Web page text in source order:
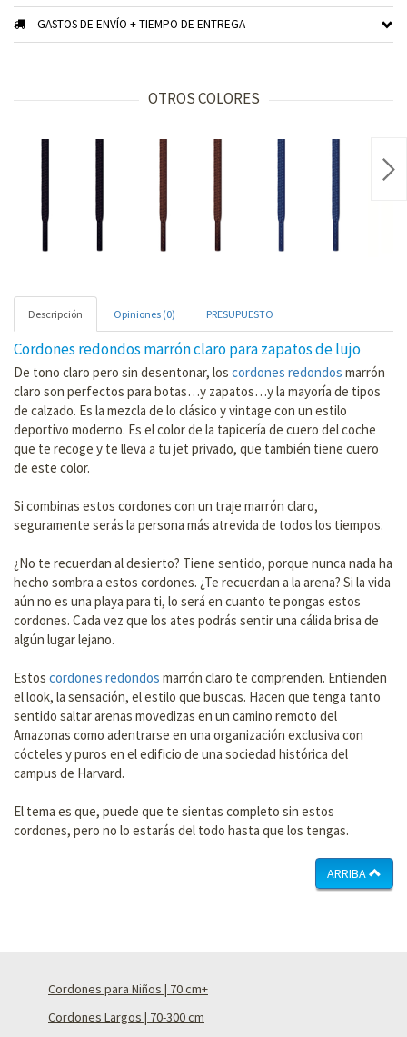
GASTOS DE ENVÍO + TIEMPO DE ENTREGA
OTROS COLORES
Descripción Opiniones (0) PRESUPUESTO
Cordones redondos marrón claro para zapatos de lujo
De tono claro pero sin desentonar, los cordones redondos marrón
claro son perfectos para botas…y zapatos…y la mayoría de tipos
de calzado. Es la mezcla de lo clásico y vintage con un estilo
deportivo moderno. Es el color de la tapicería de cuero del coche
que te recoge y te lleva a tu jet privado, que también tiene cuero
de este color.
Si combinas estos cordones con un traje marrón claro,
seguramente serás la persona más atrevida de todos los tiempos.
¿No te recuerdan al desierto? Tiene sentido, porque nunca nada ha
hecho sombra a estos cordones. ¿Te recuerdan a la arena? Si la vida
aún no es una playa para ti, lo será en cuanto te pongas estos
cordones. Cada vez que los ates podrás sentir una cálida brisa de
algún lugar lejano.
Estos cordones redondos marrón claro te comprenden. Entienden
el look, la sensación, el estilo que buscas. Hacen que tenga tanto
sentido saltar arenas movedizas en un camino remoto del
Amazonas como adentrarse en una organización exclusiva con
cócteles y puros en el edificio de una sociedad histórica del
campus de Harvard.
El tema es que, puede que te sientas completo sin estos
cordones, pero no lo estarás del todo hasta que los tengas.
ARRIBA
Cordones para Niños | 70 cm+
Cordones Largos | 70-300 cm